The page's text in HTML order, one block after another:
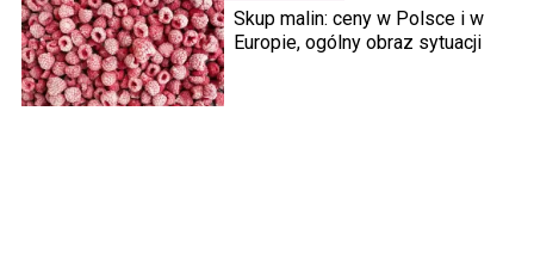
Skup malin: ceny w Polsce i w
Europie, ogólny obraz sytuacji